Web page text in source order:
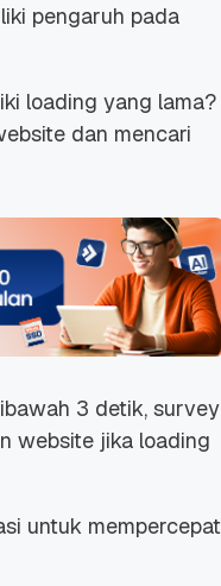
pengaruh pada
loading yang lama?
dan mencari
3 detik, survey
website jika loading
untuk mempercepat